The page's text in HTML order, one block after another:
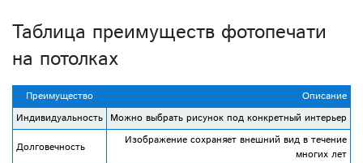
Таблица преимуществ фотопечати
на потолках
Преимущество
Описание
Индивидуальность Можно выбрать рисунок под конкретный интерьер
Долговечность
Изображение сохраняет внешний вид в течение
многих лет